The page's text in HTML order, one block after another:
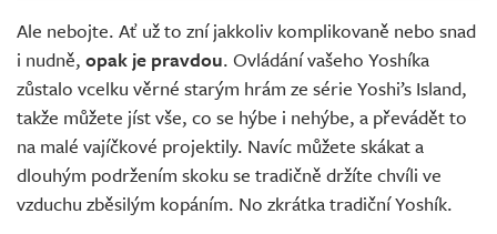
Ale nebojte. Ať už to zní jakkoliv komplikovaně nebo snad
i nudně, opak je pravdou. Ovládání vašeho Yoshíka
zůstalo vcelku věrné starým hrám ze série Yoshi’s Island,
takže můžete jíst vše, co se hýbe i nehýbe, a převádět to
na malé vajíčkové projektily. Navíc můžete skákat a
dlouhým podržením skoku se tradičně držíte chvíli ve
vzduchu zběsilým kopáním. No zkrátka tradiční Yoshík.